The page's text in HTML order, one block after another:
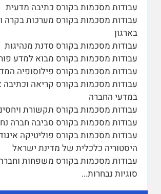
עבודות מסכמות בקורס כתיבה מדעית
עבודות מסכמות בקורס מערכות בקרה
בארגון
עבודות מסכמות בקורס סדנת מנהיגות
עבודות מסכמות בקורס מבוא למדע
עבודות מסכמות בקורס פילוסופיה
עבודות מסכמות בקורס קריאה
במדעי החברה
עבודות מסכמות בקורס תקשורת
עבודות מסכמות בקורס סביבה חברה
עבודות מסכמות בקורס פוליטיקה
היסטוריה כלכלית של מדינת ישראל
עבודות מסכמות בקורס משפחות
סוגיות נבחרות...